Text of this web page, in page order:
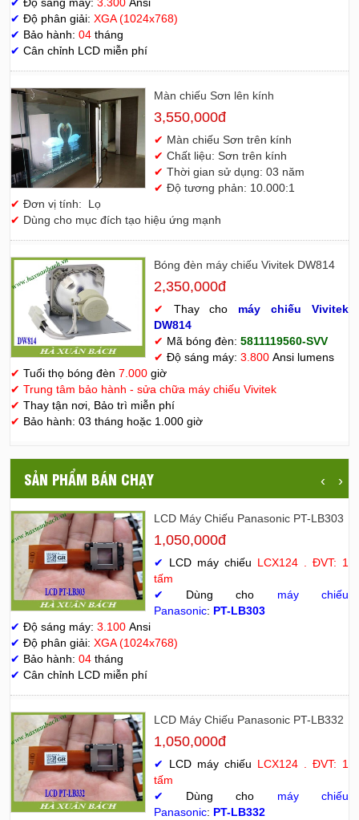
✔ Độ phân giải: XGA (1024x768)
✔ Bảo hành: 04 tháng
✔ Cân chỉnh LCD miễn phí
Màn chiếu Sơn lên kính
3,550,000đ
✔ Màn chiếu Sơn trên kính
✔ Chất liệu: Sơn trên kính
✔ Thời gian sử dụng: 03 năm
✔ Độ tương phản: 10.000:1
✔ Đơn vị tính: Lọ
✔ Dùng cho mục đích tạo hiệu ứng mạnh
Bóng đèn máy chiếu Vivitek DW814
2,350,000đ
✔ Thay cho máy chiếu Vivitek
DW814
✔ Mã bóng đèn: 5811119560-SVV
✔ Độ sáng máy: 3.800Ansi lumens
✔ Tuổi thọ bóng đèn 7.000 giờ
✔ Trung tâm bảo hành - sửa chữa máy chiếu Vivitek
✔ Thay tận nơi, Bảo trì miễn phí
✔ Bảo hành: 03 tháng hoặc 1.000 giờ
SẢN PHẨM BÁN CHẠY ‹ ›
LCD Máy Chiếu Panasonic PT-LB303
1,050,000đ
✔ LCD máy chiếu LCX124 . ĐVT: 1
tấm
✔
Dùng cho máy chiếu
Panasonic: PT-LB303
✔ Độ sáng máy: 3.100 Ansi
✔ Độ phân giải: XGA (1024x768)
✔ Bảo hành: 04 tháng
✔ Cân chỉnh LCD miễn phí
LCD Máy Chiếu Panasonic PT-LB332
1,050,000đ
✔ LCD máy chiếu LCX124 . ĐVT: 1
tấm
✔
Dùng cho máy chiếu
Panasonic: PT-LB332